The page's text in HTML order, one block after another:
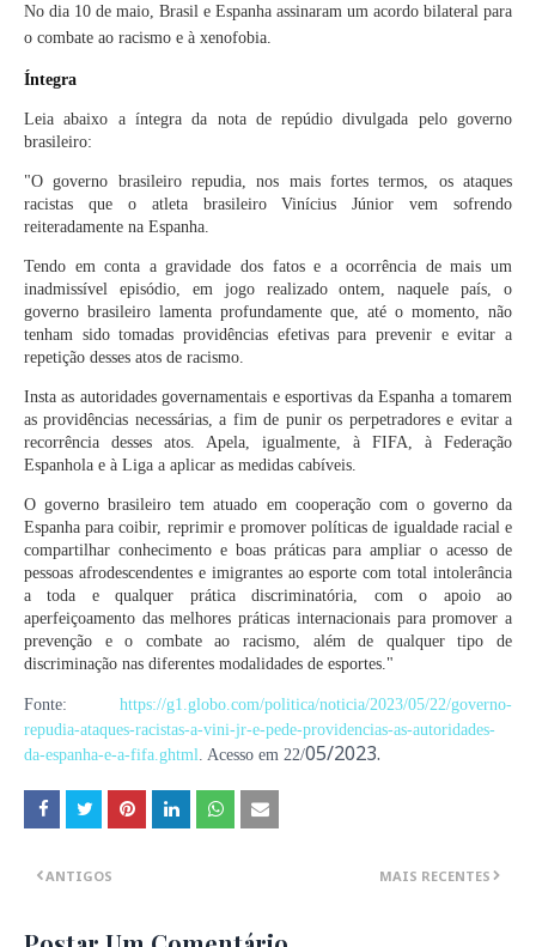
No dia 10 de maio, Brasil e Espanha assinaram um acordo bilateral para
o combate ao racismo e à xenofobia.
Íntegra
Leia abaixo a íntegra da nota de repúdio divulgada pelo governo
brasileiro:
"O governo brasileiro repudia, nos mais fortes termos, os ataques
racistas que o atleta brasileiro Vinícius Júnior vem sofrendo
reiteradamente na Espanha.
Tendo em conta a gravidade dos fatos e a ocorrência de mais um
inadmissível episódio, em jogo realizado ontem, naquele país, o
governo brasileiro lamenta profundamente que, até o momento, não
tenham sido tomadas providências efetivas para prevenir e evitar a
repetição desses atos de racismo.
Insta as autoridades governamentais e esportivas da Espanha a tomarem
as providências necessárias, a fim de punir os perpetradores e evitar a
recorrência desses atos. Apela, igualmente, à FIFA, à Federação
Espanhola e à Liga a aplicar as medidas cabíveis.
O governo brasileiro tem atuado em cooperação com o governo da
Espanha para coibir, reprimir e promover políticas de igualdade racial e
compartilhar conhecimento e boas práticas para ampliar o acesso de
pessoas afrodescendentes e imigrantes ao esporte com total intolerância
a toda e qualquer prática discriminatória, com o apoio ao
aperfeiçoamento das melhores práticas internacionais para promover a
prevenção e o combate ao racismo, além de qualquer tipo de
discriminação nas diferentes modalidades de esportes."
Fonte: https://g1.globo.com/politica/noticia/2023/05/22/governo-
repudia-ataques-racistas-a-vini-jr-e-pede-providencias-as-autoridades-
da-espanha-e-a-fifa.ghtml
. Acesso em 22/05/2023.
MAIS RECENTES
ANTIGOS